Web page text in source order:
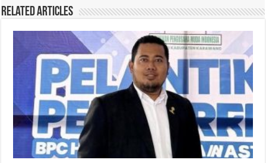
Related Articles